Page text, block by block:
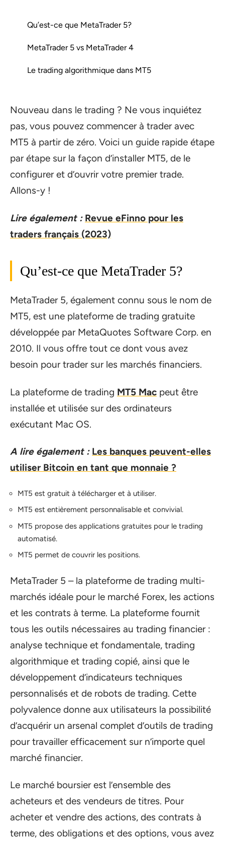
Qu’est-ce que MetaTrader 5?
MetaTrader 5 vs MetaTrader 4
Le trading algorithmique dans MT5
Nouveau dans le trading ? Ne vous inquiétez
pas, vous pouvez commencer à trader avec
MT5 à partir de zéro. Voici un guide rapide étape
par étape sur la façon d’installer MT5, de le
configurer et d’ouvrir votre premier trade.
Allons-y !
Lire également : Revue eFinno pour les
traders français (2023)
Qu’est-ce que MetaTrader 5?
MetaTrader 5, également connu sous le nom de
MT5, est une plateforme de trading gratuite
développée par MetaQuotes Software Corp. en
2010. Il vous offre tout ce dont vous avez
besoin pour trader sur les marchés financiers.
La plateforme de trading MT5 Mac peut être
installée et utilisée sur des ordinateurs
exécutant Mac OS.
A lire également : Les banques peuvent-elles
utiliser Bitcoin en tant que monnaie ?
MT5 est gratuit à télécharger et à utiliser.
MT5 est entièrement personnalisable et convivial.
MT5 propose des applications gratuites pour le trading
automatisé.
MT5 permet de couvrir les positions.
MetaTrader 5 – la plateforme de trading multi-
marchés idéale pour le marché Forex, les actions
et les contrats à terme. La plateforme fournit
tous les outils nécessaires au trading financier :
analyse technique et fondamentale, trading
algorithmique et trading copié, ainsi que le
développement d’indicateurs techniques
personnalisés et de robots de trading. Cette
polyvalence donne aux utilisateurs la possibilité
d’acquérir un arsenal complet d’outils de trading
pour travailler efficacement sur n’importe quel
marché financier.
Le marché boursier est l’ensemble des
acheteurs et des vendeurs de titres. Pour
acheter et vendre des actions, des contrats à
terme, des obligations et des options, vous avez